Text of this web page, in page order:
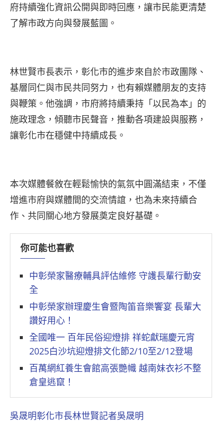
府持續強化資訊公開與即時回應，讓市民能更清楚
了解市政方向與發展藍圖。
林世賢市長表示，彰化市的進步來自於市政團隊、
基層同仁與市民共同努力，也有賴媒體朋友的支持
與鞭策。他強調，市府將持續秉持「以民為本」的
施政理念，傾聽市民聲音，推動各項建設與服務，
讓彰化市在穩健中持續成長。
本次媒體餐敘在輕鬆愉快的氣氛中圓滿結束，不僅
增進市府與媒體間的交流情誼，也為未來持續合
作、共同關心地方發展奠定良好基礎。
你可能也喜歡
中彰榮家醫療輔具評估維修 守護長輩行動安
全
中彰榮家辦理慶生會暨陶笛音樂饗宴 長輩大
讚好用心！
全國唯一 百年民俗迎燈排 祥蛇獻瑞慶元宵
2025白沙坑迎燈排文化節2/10至2/12登場
百萬網紅養生會館高張艷幟 越南妹衣衫不整
倉皇逃竄！
吳晟明彰化市長林世賢記者吳晟明